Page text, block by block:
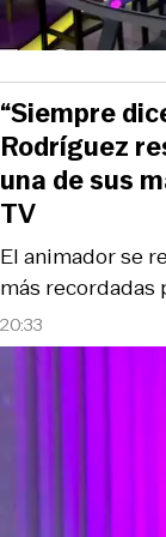
20:33
El animador se
más recordadas
“Siempre
Rodríguez
una de sus
TV